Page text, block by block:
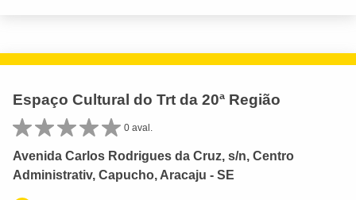
Espaço Cultural do Trt da 20ª Região
0 aval.
Avenida Carlos Rodrigues da Cruz, s/n, Centro
Administrativ, Capucho, Aracaju - SE